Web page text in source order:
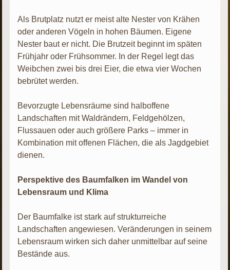
Als Brutplatz nutzt er meist alte Nester von Krähen
oder anderen Vögeln in hohen Bäumen. Eigene
Nester baut er nicht. Die Brutzeit beginnt im späten
Frühjahr oder Frühsommer. In der Regel legt das
Weibchen zwei bis drei Eier, die etwa vier Wochen
bebrütet werden.
Bevorzugte Lebensräume sind halboffene
Landschaften mit Waldrändern, Feldgehölzen,
Flussauen oder auch größere Parks – immer in
Kombination mit offenen Flächen, die als Jagdgebiet
dienen.
Perspektive des Baumfalken im Wandel von
Lebensraum und Klima
Der Baumfalke ist stark auf strukturreiche
Landschaften angewiesen. Veränderungen in seinem
Lebensraum wirken sich daher unmittelbar auf seine
Bestände aus.